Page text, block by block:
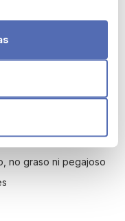
facial, dejando la
una piel más
no graso ni pegajoso